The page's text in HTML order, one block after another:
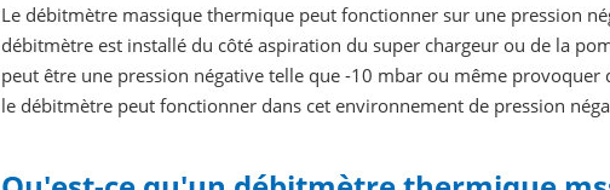
Le débitmètre massique thermique peut fonctionner sur une pression
débitmètre est installé du côté aspiration du super chargeur ou de la
peut être une pression négative telle que -10 mbar ou même
le débitmètre peut fonctionner dans cet environnement de pression